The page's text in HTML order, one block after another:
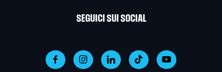
SEGUICI SUI SOCIAL